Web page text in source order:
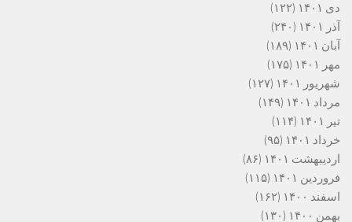
دی ۱۴۰۱
(۱۲۲)
آذر ۱۴۰۱
(۲۴۰)
آبان ۱۴۰۱
(۱۸۹)
مهر ۱۴۰۱
(۱۷۵)
شهریور ۱۴۰۱
(۱۲۷)
مرداد ۱۴۰۱
(۱۴۹)
تیر ۱۴۰۱
(۱۱۴)
خرداد ۱۴۰۱
(۹۵)
اردیبهشت ۱۴۰۱
(۸۶)
فروردین ۱۴۰۱
(۱۱۵)
اسفند ۱۴۰۰
(۱۶۲)
بهمن ۱۴۰۰
(۱۳۰)